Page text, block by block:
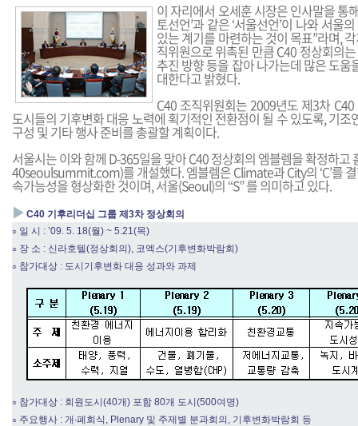
이 자리에서 오세훈 시장은 인사말을 통
토선언’과 같은 ‘서울선언’이 나와 서울
있는 계기를 마련하는 것이 목표”라며,
직위원으로 위촉된 만큼 C40 정상회의
추진 방향 등을 잡아 나가는데 많은 도움
대한다고 밝혔다.
C40 조직위원회는 2009년도 제3차
도시들의 기후변화 대응 노력에 획기적인 전환점이 될 수 있도록, 기조
구성 및 기타 행사 준비를 총괄할 계획이다.
서울시는 이와 함께 D-365일을 맞아 C40 정상회의 엠블렘을 확정하고
40seoulsummit.com)를 개설했다. 엠블렘은 Climate과 City의 ‘C’를
속가능성을 형상화한 것이며, 서울(Seoul)의 “S” 를 의미하고 있다.
▶ C40 기후리더십 그룹 제3차 정상회의
○ 일 시 : ’09. 5. 18(월) ~ 5.21(목)
○ 장 소 : 신라호텔(정상회의), 코엑스(기후변화박람회)
○ 참가대상 : 도시기후변화 대응 성과와 과제
○ 참가대상 : 회원도시(40개) 포함 80개 도시(500여명)
○ 주요행사 : 개∙폐회식, Plenary 및 주제별 분과회의, 기후변화박람회 등